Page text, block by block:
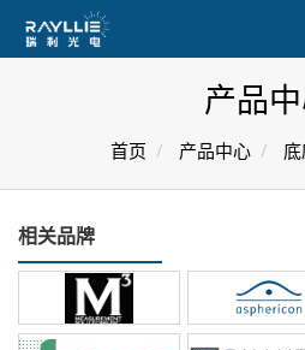
产品
首页 产品中心
相关品牌